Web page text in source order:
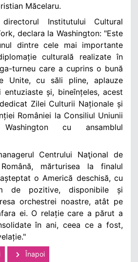
Măcelaru.
Institutului Cultural
declara la Washington: "Este
dintre cele mai importante
culturală realizate în
turneu care a cuprins o bună
Unite, cu săli pline, aplauze
entuziaste și, bineînțeles, acest
Zilei Culturii Naționale și
României la Consiliul Uniunii
cu ansamblul
Centrului Naţional de
mărturisea la finalul
o Americă deschisă, cu
de pozitive, disponibile și
orchestrei noastre, atât pe
ei. O relație care a părut a
în ani, ceea ce a fost,
Înapoi